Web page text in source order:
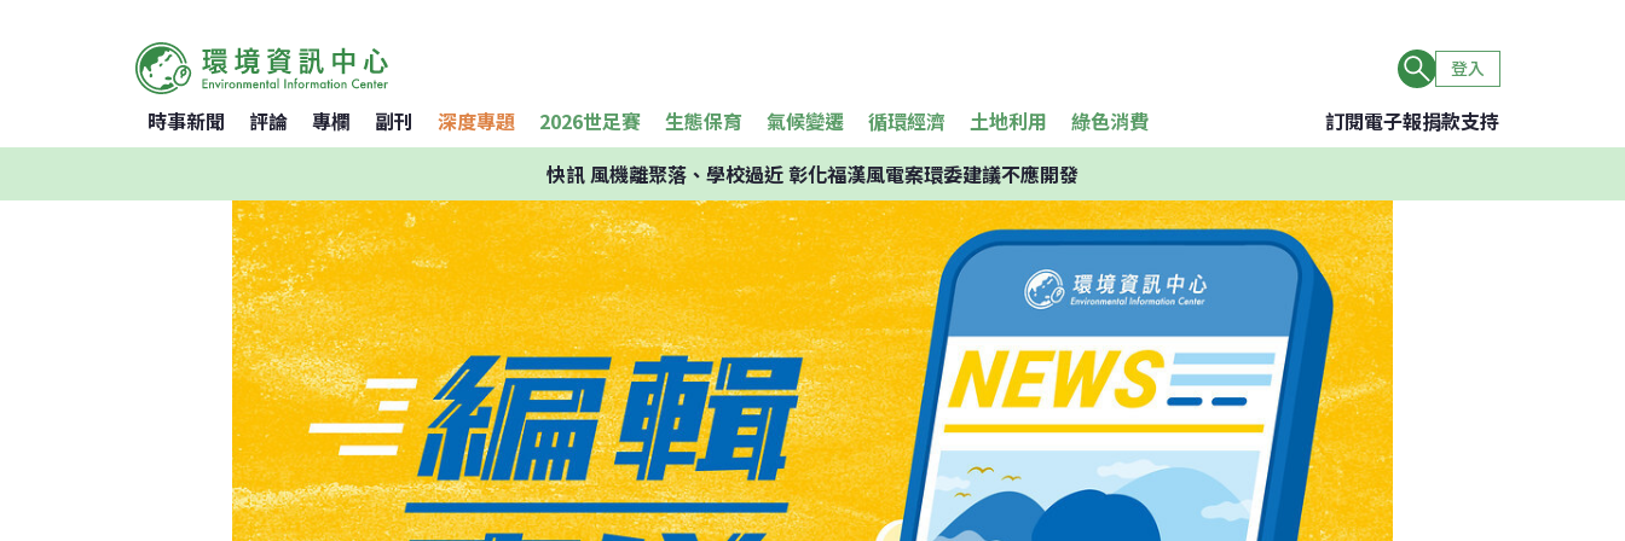
登入
時事新聞 評論 專欄 副刊 深度專題 2026世足賽 生態保育 氣候變遷 循環經濟 土地利用 綠色消費 訂閱電子報捐款支持
快訊風機離聚落、學校過近 彰化福漢風電案環委建議不應開發